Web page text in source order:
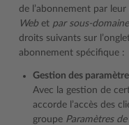
de l’abonnement par
Web et par sous-domaine
droits suivants sur
abonnement spécifique :
Gestion des
Avec la gestion de
accorde l’accès des
groupe Paramètres